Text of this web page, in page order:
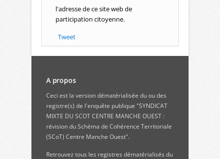
l'adresse de ce site web de
participation citoyenne.
Tweet
A propos
Ceci est la version dématérialisée du ou des
registre(s) de l'enquête publique "SYNDICAT
MIXTE DU SCOT CENTRE MANCHE OUEST :
révision du Schéma de Cohérence Territoriale
(SCoT) Centre Manche Ouest".
Retrouvez tous les registres dématérialisés du